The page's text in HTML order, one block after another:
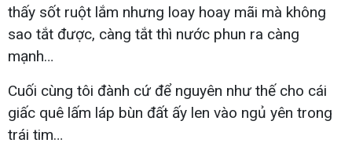
thấy sốt ruột lắm nhưng loay hoay mãi mà không
sao tắt được, càng tắt thì nước phun ra càng
mạnh…
Cuối cùng tôi đành cứ để nguyên như thế cho cái
giấc quê lấm láp bùn đất ấy len vào ngủ yên trong
trái tim…